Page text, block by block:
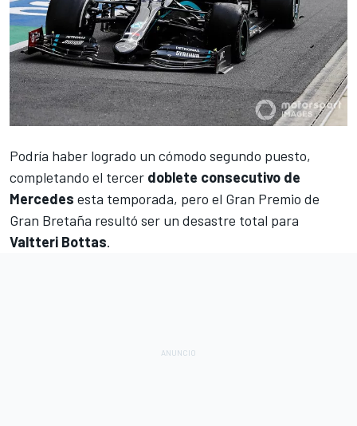
Podría haber logrado un cómodo segundo puesto,
completando el tercer doblete consecutivo de
Mercedes esta temporada, pero el Gran Premio de
Gran Bretaña resultó ser un desastre total para
Valtteri Bottas.